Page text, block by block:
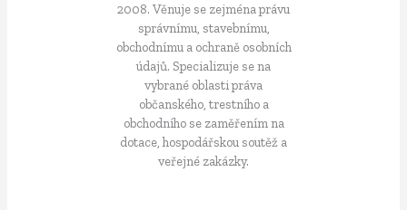
2008. Věnuje se zejména právu
správnímu, stavebnímu,
obchodnímu a ochraně osobních
údajů. Specializuje se na
vybrané oblasti práva
občanského, trestního a
obchodního se zaměřením na
dotace, hospodářskou soutěž a
veřejné zakázky.